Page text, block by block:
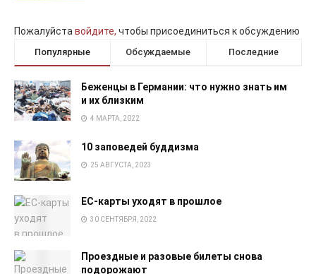
Пожалуйставойдите, чтобы присоединиться к обсуждению
Популярные Обсуждаемые Последние
Беженцы в Германии: что нужно знать им
и их близким
4 МАРТА, 2022
10 заповедей буддизма
25 АВГУСТА, 2023
EC-карты уходят в прошлое
30 СЕНТЯБРЯ, 2022
Проездные и разовые билеты снова
подорожают